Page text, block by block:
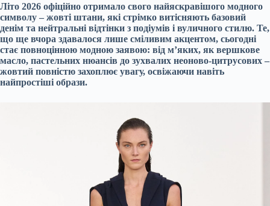
Літо 2026 офіційно отримало свого найяскравішого модного
символу – жовті штани, які стрімко витісняють базовий
денім та нейтральні відтінки з подіумів і вуличного стилю. Те,
що ще вчора здавалося лише сміливим акцентом, сьогодні
стає повноцінною модною заявою: від м’яких, як вершкове
масло, пастельних нюансів до зухвалих неоново-цитрусових –
жовтий повністю захоплює увагу, освіжаючи навіть
найпростіші образи.